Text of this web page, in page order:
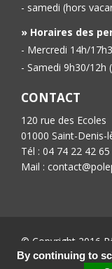
- samedi (hors
» Horaires des
- Mercredi 14h/
- Samedi 9h30/12h
CONTACT
120 rue des Ecoles
01000 Saint-Denis-
Tél : 04 74 22 42 65
Mail :
© Copyright 2016
Conception :
By continuing to